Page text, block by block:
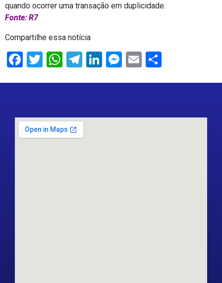
quando ocorrer uma transação em duplicidade.
Fonte: R7
Compartilhe essa notícia
Facebook
Twitter
WhatsApp
Telegram
LinkedIn
Messenger
Email